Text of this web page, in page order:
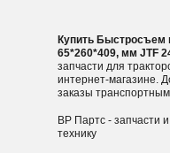
Купить Быстросъем
65*260*409, мм JTF
запчасти для
интернет-магазине.
заказы
ВР Партс - запчасти
технику